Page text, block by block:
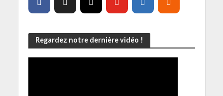
Regardez notre dernière vidéo !